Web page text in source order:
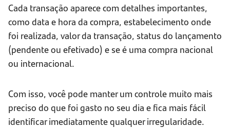
Cada transação aparece com detalhes importantes,
como data e hora da compra, estabelecimento onde
foi realizada, valor da transação, status do lançamento
(pendente ou efetivado) e se é uma compra nacional
ou internacional.
Com isso, você pode manter um controle muito mais
preciso do que foi gasto no seu dia e fica mais fácil
identificar imediatamente qualquer irregularidade.